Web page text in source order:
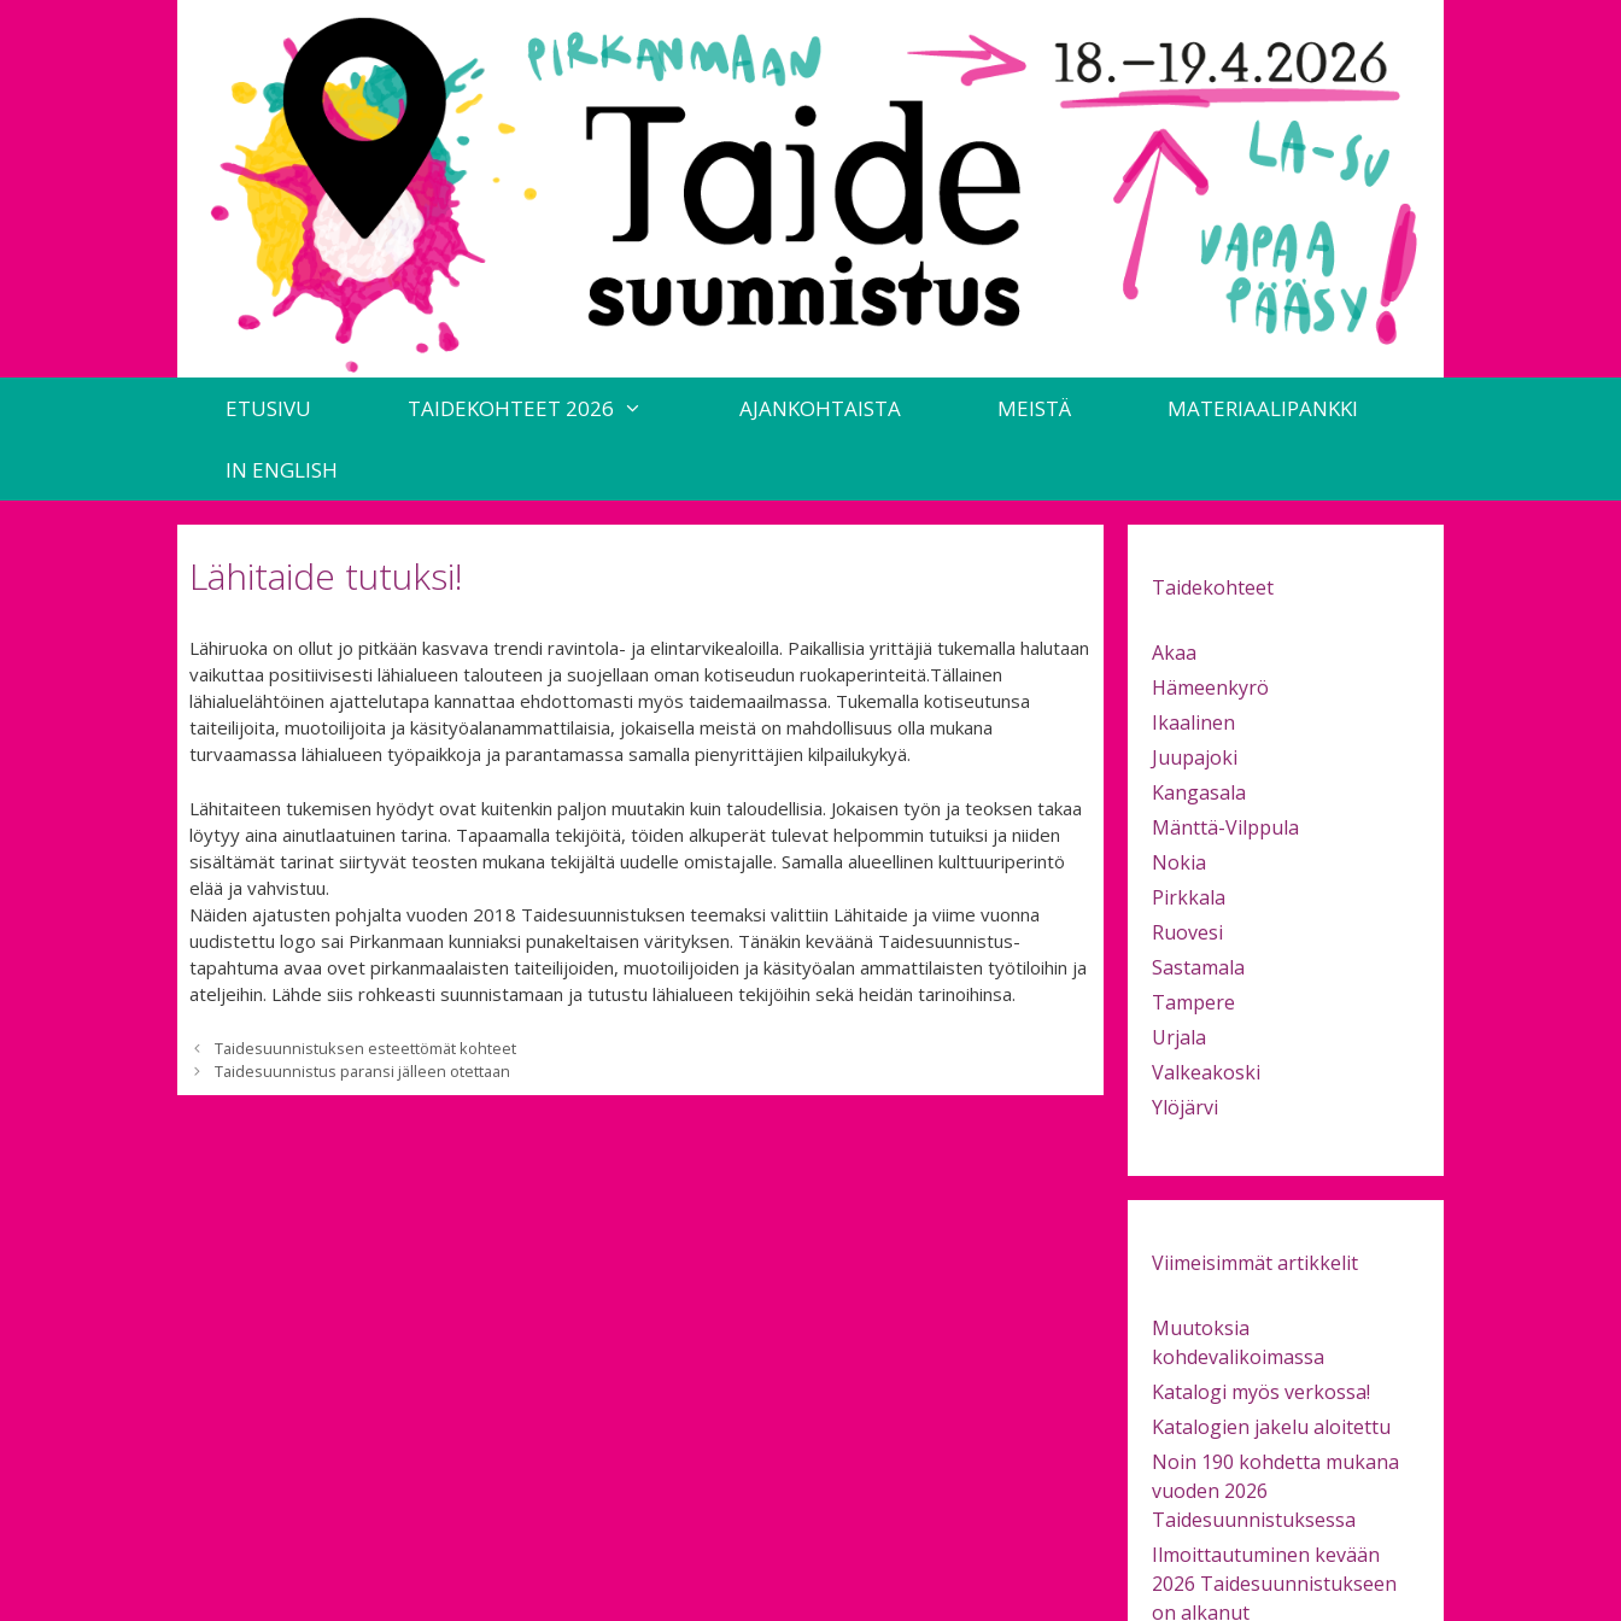
ETUSIVU TAIDEKOHTEET 2026 AJANKOHTAISTA MEISTÄ MATERIAALIPANKKI
IN ENGLISH
Lähitaide tutuksi!
Lähiruoka on ollut jo pitkään kasvava trendi ravintola- ja elintarvikealoilla. Paikallisia yrittäjiä tukemalla halutaan
vaikuttaa positiivisesti lähialueen talouteen ja suojellaan oman kotiseudun ruokaperinteitä.Tällainen
lähialuelähtöinen ajattelutapa kannattaa ehdottomasti myös taidemaailmassa. Tukemalla kotiseutunsa
taiteilijoita, muotoilijoita ja käsityöalanammattilaisia, jokaisella meistä on mahdollisuus olla mukana
turvaamassa lähialueen työpaikkoja ja parantamassa samalla pienyrittäjien kilpailukykyä.
Lähitaiteen tukemisen hyödyt ovat kuitenkin paljon muutakin kuin taloudellisia. Jokaisen työn ja teoksen takaa
löytyy aina ainutlaatuinen tarina. Tapaamalla tekijöitä, töiden alkuperät tulevat helpommin tutuiksi ja niiden
sisältämät tarinat siirtyvät teosten mukana tekijältä uudelle omistajalle. Samalla alueellinen kulttuuriperintö
elää ja vahvistuu.
Näiden ajatusten pohjalta vuoden 2018 Taidesuunnistuksen teemaksi valittiin Lähitaide ja viime vuonna
uudistettu logo sai Pirkanmaan kunniaksi punakeltaisen värityksen. Tänäkin keväänä Taidesuunnistus-
tapahtuma avaa ovet pirkanmaalaisten taiteilijoiden, muotoilijoiden ja käsityöalan ammattilaisten työtiloihin ja
ateljeihin. Lähde siis rohkeasti suunnistamaan ja tutustu lähialueen tekijöihin sekä heidän tarinoihinsa.
Taidesuunnistuksen esteettömät kohteet
Taidesuunnistus paransi jälleen otettaan
Taidekohteet
Akaa
Hämeenkyrö
Ikaalinen
Juupajoki
Kangasala
Mänttä-Vilppula
Nokia
Pirkkala
Ruovesi
Sastamala
Tampere
Urjala
Valkeakoski
Ylöjärvi
Viimeisimmät artikkelit
Muutoksia
kohdevalikoimassa
Katalogi myös verkossa!
Katalogien jakelu aloitettu
Noin 190 kohdetta mukana
vuoden 2026
Taidesuunnistuksessa
Ilmoittautuminen kevään
2026 Taidesuunnistukseen
on alkanut